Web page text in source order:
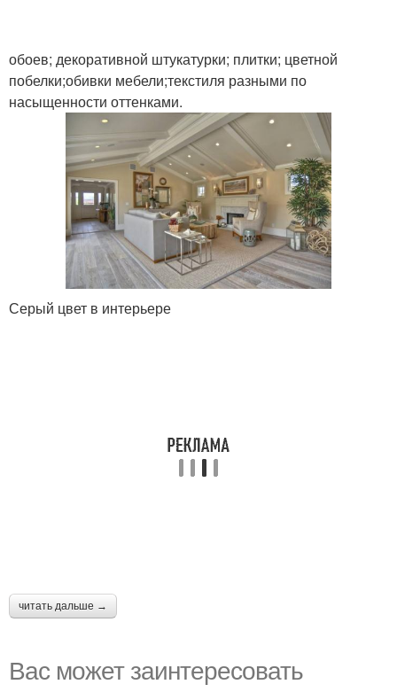
обоев; декоративной штукатурки; плитки; цветной
побелки;обивки мебели;текстиля разными по
насыщенности оттенками.
Серый цвет в интерьере
читать дальше →
Вас может заинтересовать